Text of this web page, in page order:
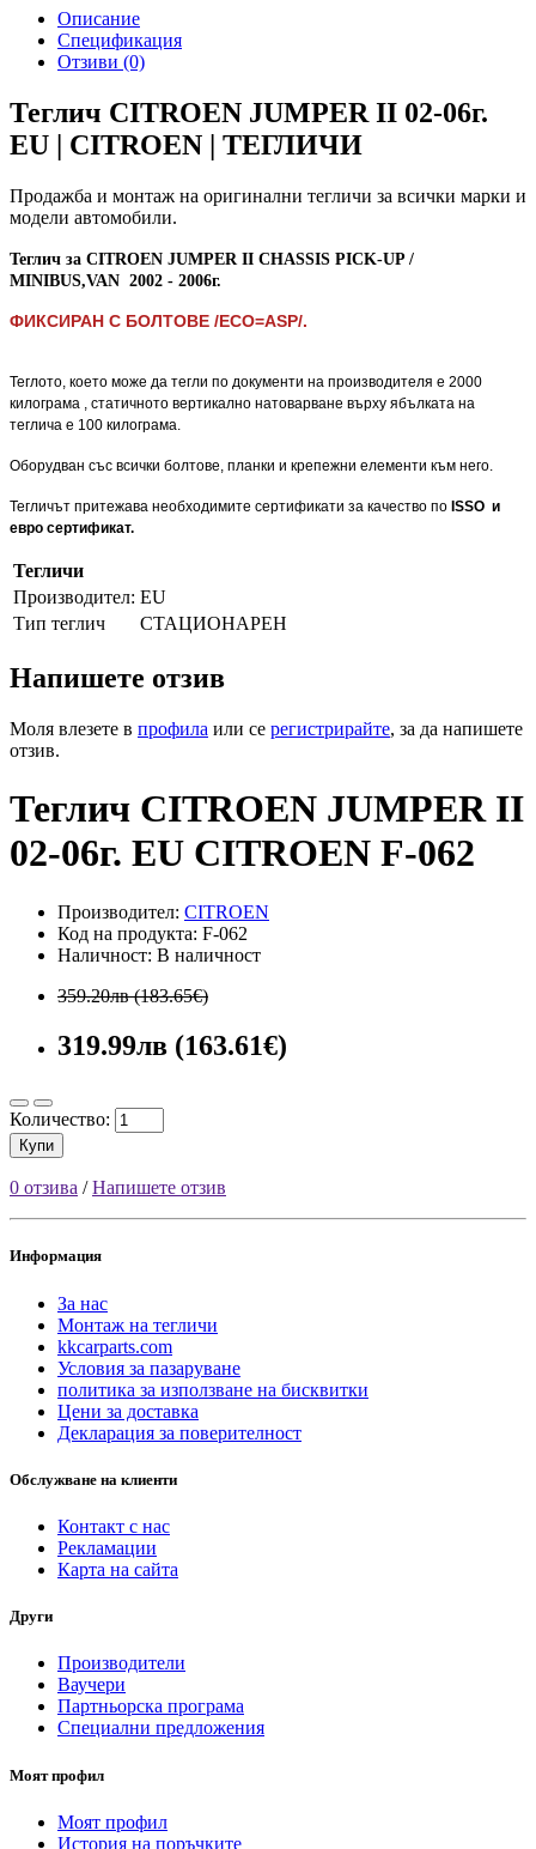
Описание
Спецификация
Отзиви (0)
Теглич CITROEN JUMPER II 02-06г.
EU | CITROEN | ТЕГЛИЧИ
Продажба и монтаж на оригинални тегличи за всички марки и
модели автомобили.
Теглич за CITROEN JUMPER II CHASSIS PICK-UP /
MINIBUS,VAN 2002 - 2006г.
ФИКСИРАН С БОЛТОВЕ /ECO=ASP/.
Теглото, което може да тегли по документи на производителя е 2000
килограма , статичното вертикално натоварване върху ябълката на
теглича е 100 килограма.
Оборудван със всички болтове, планки и крепежни елементи към него.
Тегличът притежава необходимите сертификати за качество по ISSO и
евро сертификат.
Тегличи
Производител: EU
Тип теглич
СТАЦИОНАРЕН
Напишете отзив
Моля влезете в профила или се регистрирайте, за да напишете
отзив.
Теглич CITROEN JUMPER II
02-06г. EU CITROEN F-062
Производител: CITROEN
Код на продукта: F-062
Наличност: В наличност
359.20лв (183.65€)
319.99лв (163.61€)
Количество:
Купи
0 отзива /Напишете отзив
Информация
За нас
Монтаж на тегличи
kkcarparts.com
Условия за пазаруване
политика за използване на бисквитки
Цени за доставка
Декларация за поверителност
Обслужване на клиенти
Контакт с нас
Рекламации
Карта на сайта
Други
Производители
Ваучери
Партньорска програма
Специални предложения
Моят профил
Моят профил
История на поръчките